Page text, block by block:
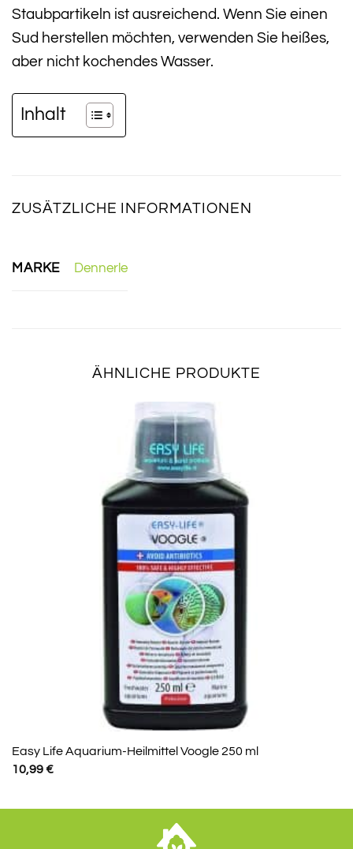
Staubpartikeln ist ausreichend. Wenn Sie einen
Sud herstellen möchten, verwenden Sie heißes,
aber nicht kochendes Wasser.
Inhalt
ZUSÄTZLICHE INFORMATIONEN
MARKE Dennerle
ÄHNLICHE PRODUKTE
Easy Life Aquarium-Heilmittel Voogle 250 ml
10,99€